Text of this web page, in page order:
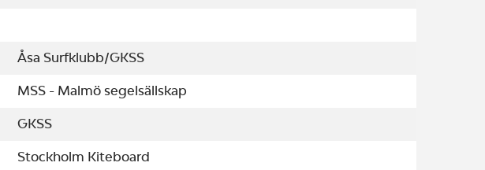
Åsa Surfklubb/GKSS
MSS - Malmö segelsällskap
GKSS
Stockholm Kiteboard